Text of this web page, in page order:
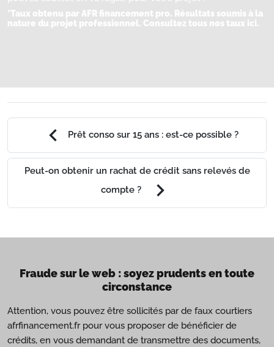
*Taux obtenu par AFR financement pro. Résultats soumis à la
nature du projet professionnel. Consultez tous nos taux ici.
chevron_left Prêt conso sur 15 ans : est-ce possible ?
Peut-on obtenir un rachat de crédit sans relevés de
compte ?
chevron_right
Fraude sur le web : soyez prudents en toute
circonstance
Attention, vous pouvez être sollicités par de faux courtiers
afrfinancement.fr pour vous proposer de bénéficier de
crédits, en vous demandant de transmettre des documents,